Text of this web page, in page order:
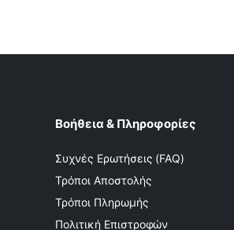
Βοήθεια & Πληροφορίες
Συχνές Ερωτήσεις (FAQ)
Τρόποι Αποστολής
Τρόποι Πληρωμής
Πολιτική Επιστροφών